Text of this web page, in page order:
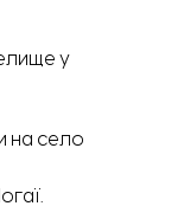
у
на село